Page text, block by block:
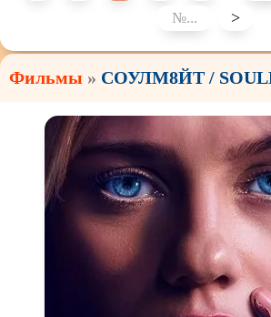
Индийское кино
Маги и Волшебники
Новогодние
событиях
Параллельные миры
Перевод
Кубик в Кубе Перевод
>
Фильмы » СОУЛМ8ЙТ /